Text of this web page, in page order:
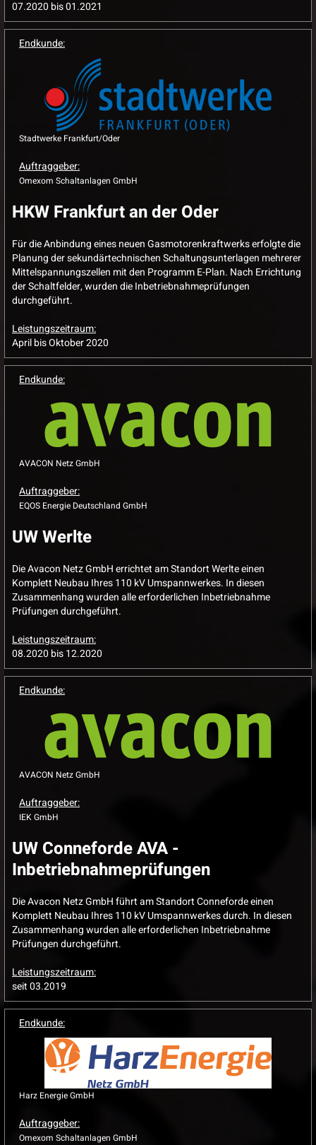
07.2020 bis 01.2021
Endkunde:
Stadtwerke Frankfurt/Oder
Auftraggeber:
Omexom Schaltanlagen GmbH
HKW Frankfurt an der Oder
Für die Anbindung eines neuen Gasmotorenkraftwerks erfolgte die
Planung der sekundärtechnischen Schaltungsunterlagen mehrerer
Mittelspannungszellen mit den Programm E-Plan. Nach Errichtung
der Schaltfelder, wurden die Inbetriebnahmeprüfungen
durchgeführt.
Leistungszeitraum:
April bis Oktober 2020
Endkunde:
AVACON Netz GmbH
Auftraggeber:
EQOS Energie Deutschland GmbH
UW Werlte
Die Avacon Netz GmbH errichtet am Standort Werlte einen
Komplett Neubau Ihres 110 kV Umspannwerkes. In diesen
Zusammenhang wurden alle erforderlichen Inbetriebnahme
Prüfungen durchgeführt.
Leistungszeitraum:
08.2020 bis 12.2020
Endkunde:
AVACON Netz GmbH
Auftraggeber:
IEK GmbH
UW Conneforde AVA -
Inbetriebnahmeprüfungen
Die Avacon Netz GmbH führt am Standort Conneforde einen
Komplett Neubau Ihres 110 kV Umspannwerkes durch. In diesen
Zusammenhang wurden alle erforderlichen Inbetriebnahme
Prüfungen durchgeführt.
Leistungszeitraum:
seit 03.2019
Endkunde:
Harz Energie GmbH
Auftraggeber:
Omexom Schaltanlagen GmbH